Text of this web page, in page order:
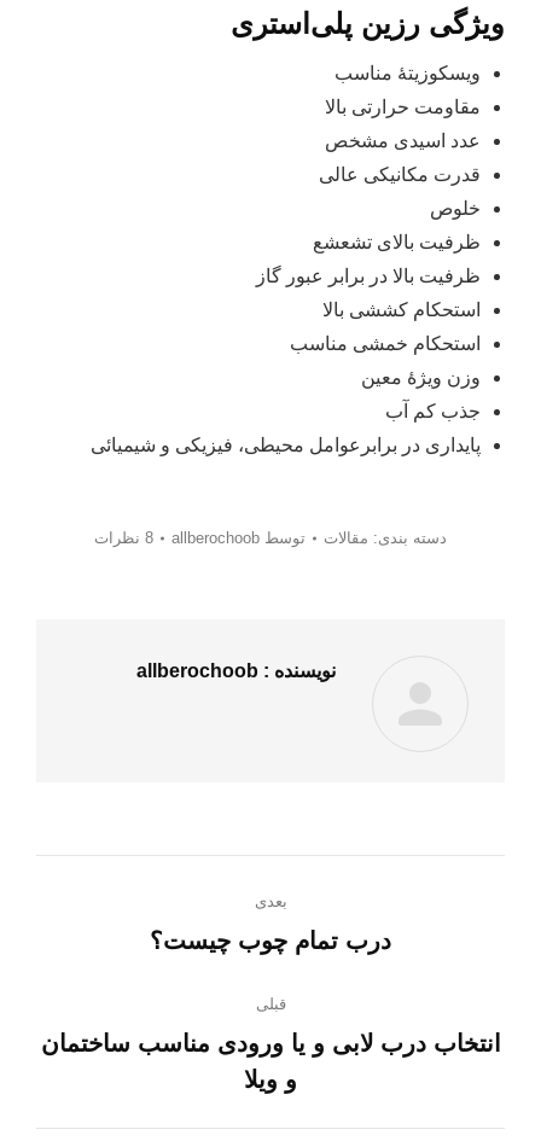
ویژگی رزین پلی‌استری
ویسکوزیتۀ مناسب
مقاومت حرارتی بالا
عدد اسیدی مشخص
قدرت مکانیکی عالی
خلوص
ظرفیت بالای تشعشع
ظرفیت بالا در برابر عبور گاز
استحکام کششی بالا
استحکام خمشی مناسب
وزن ویژۀ معین
جذب کم آب
پایداری در برابرعوامل محیطی، فیزیکی و شیمیائی
دسته بندی: مقالات توسط allberochoob 8 نظرات
نویسنده :
قبلی
پست
قبلی:
انتخاب درب لابی و یا ورودی مناسب ساختمان
و ویلا
بعدی
نوشته
درب تمام چوب چیست؟